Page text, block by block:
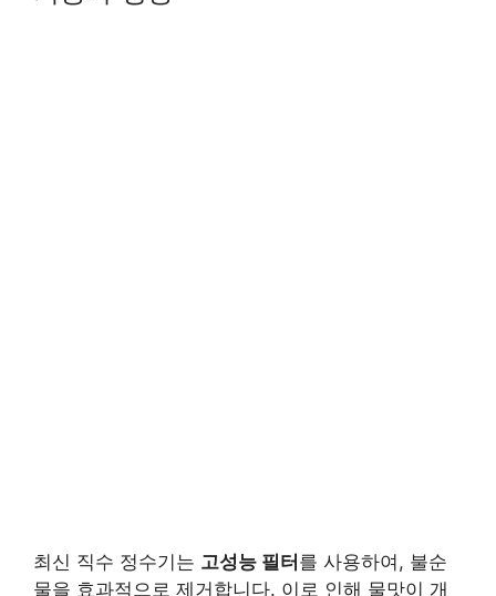
최신 직수 정수기는 고성능 필터 를 사용하여, 불순
물을 효과적으로 제거합니다. 이로 인해 물맛이 개